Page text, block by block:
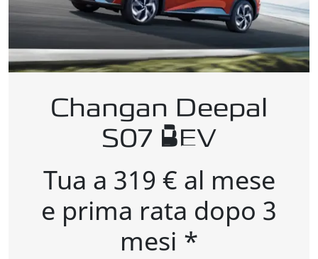
Changan Deepal
S07 BEV
Tua a 319 € al mese
e prima rata dopo 3
mesi *